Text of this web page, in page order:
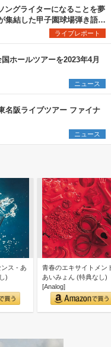
ングライターになることを夢
結した甲子園球場弾き語り
ライブレポート
ホールツアーを2023年4月
ニュース
イブツアー ファイナ
ニュース
ス - あ
)
青春のエキサイトメン
あいみょん (特典なし)
[Analog]